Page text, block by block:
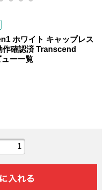
ホワイト キャップレス
確認済 Transcend
ー一覧